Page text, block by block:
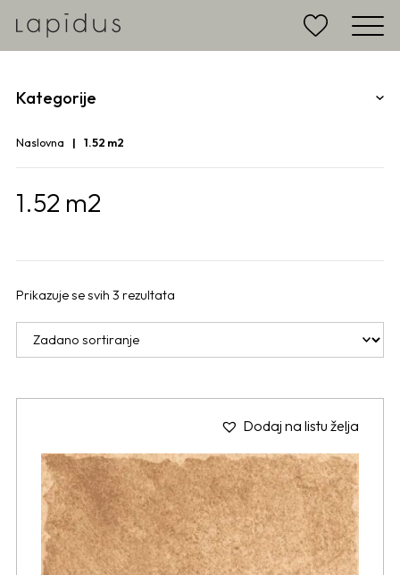
Kategorije
Naslovna 1.52 m2
1.52 m2
Prikazuje se svih 3 rezultata
Dodaj na listu želja